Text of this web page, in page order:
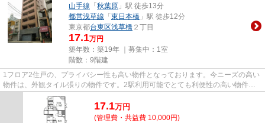
山手線 「 秋葉原 」駅 徒歩13分
都営浅草線 「 東日本橋 」駅 徒歩12分
東京都台東区浅草橋 ２丁目
17.1万円
築年数：築19年 ｜募集中： 1室
階数：9階建
1フロア2住戸の、プライバシー性も高い物件となっております。今ニーズの高い
物件は、外観タイル張りの物件です。2駅利用可能でとても利便性の高い物件で
す。徒歩2分の位置に駅がある...
17.1万円
(管理費・共益費 10,000円)